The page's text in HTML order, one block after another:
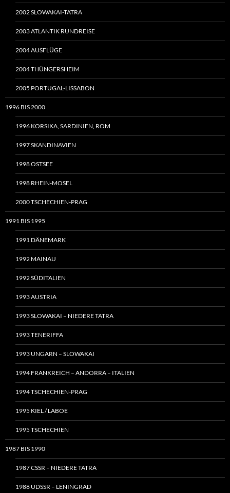
2002 SLOWAKAI-TATRA
2003 ATLANTIK RUNDREISE
2004 AUSFLÜGE
2004 THÜNGERSHEIM
2005 PORTUGAL-LISSABON
1996 BIS 2000
1996 KORSIKA, SARDINIEN, ROM
1997 SKANDINAVIEN
1998 OSTSEE
1998 RHEIN-MOSEL
2000 TSCHECHIEN-PRAG
1991 BIS 1995
1991 DÄNEMARK
1992 MAINAU
1992 SÜDITALIEN
1993 AUSTRIA
1993 SLOWAKAI – NIEDERE TATRA
1993 TENERIFFA
1993 UNGARN – SLOWAKAI
1994 FRANKREICH – ANDORRA – ITALIEN
1994 TSCHECHIEN-PRAG
1995 KIEL / LABOE
1995 TSCHECHIEN
1987 BIS 1990
1987 CSSR – NIEDERE TATRA
1988 UDSSR – LENINGRAD